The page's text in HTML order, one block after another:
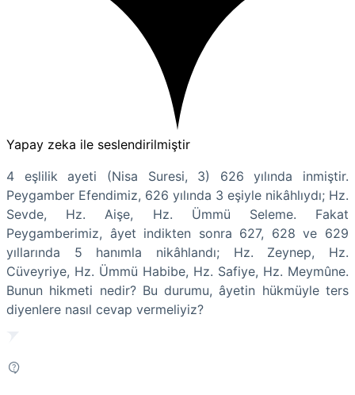
Yapay zeka ile seslendirilmiştir
4 eşlilik ayeti (Nisa Suresi, 3) 626 yılında inmiştir.
Peygamber Efendimiz, 626 yılında 3 eşiyle nikâhlıydı; Hz.
Sevde, Hz. Aişe, Hz. Ümmü Seleme. Fakat
Peygamberimiz, âyet indikten sonra 627, 628 ve 629
yıllarında 5 hanımla nikâhlandı; Hz. Zeynep, Hz.
Cüveyriye, Hz. Ümmü Habibe, Hz. Safiye, Hz. Meymûne.
Bunun hikmeti nedir? Bu durumu, âyetin hükmüyle ters
diyenlere nasıl cevap vermeliyiz?